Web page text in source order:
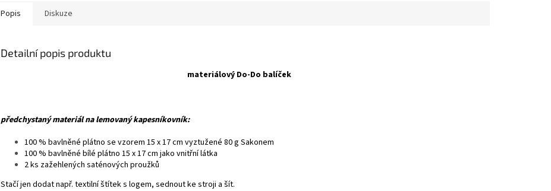
Popis Diskuze
Detailní popis produktu
materiálový Do-Do balíček
předchystaný materiál na lemovaný kapesníkovník:
100 % bavlněné plátno se vzorem 15 x 17 cm vyztužené 80 g Sakonem
100 % bavlněné bílé plátno 15 x 17 cm jako vnitřní látka
2 ks zažehlených saténových proužků
Stačí jen dodat např. textilní štítek s logem, sednout ke stroji a šít.